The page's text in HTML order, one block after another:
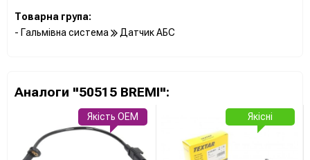
Товарна група:
- Гальмівна система
Датчик АБС
Аналоги "50515 BREMI":
Якість OEM Якісні